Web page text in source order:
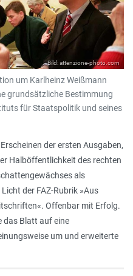
Bild: attenzione-photo.com
um Karlheinz Weißmann
grundsätzliche Bestimmung
für Staatspolitik und seines
der ersten Ausgaben,
Halböffentlichkeit des rechten
als
der FAZ-Rubrik »Aus
Offenbar mit Erfolg.
das Blatt auf eine
um und erweiterte